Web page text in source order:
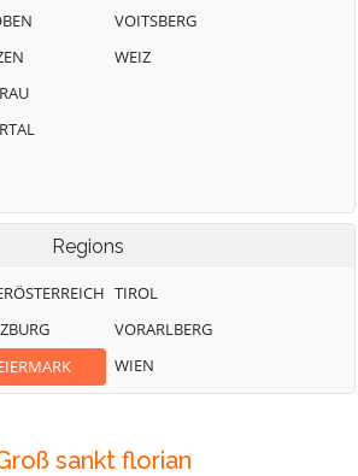
VOITSBERG
WEIZ
Regions
TIROL
VORARLBERG
WIEN
sankt florian